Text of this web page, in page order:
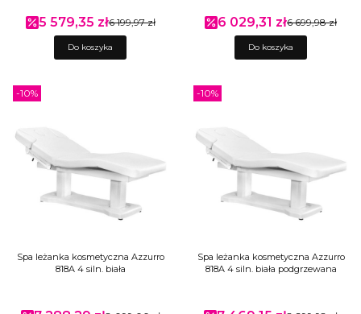
Cena promocyjna
5 579,35 zł6 199,97 zł
Do koszyka
Cena promocyjna
6 029,31 zł6 699,98 zł
Do koszyka
Spa leżanka kosmetyczna Azzurro
818A 4 siln. biała
-10%
Spa leżanka kosmetyczna Azzurro
818A 4 siln. biała podgrzewana
-10%